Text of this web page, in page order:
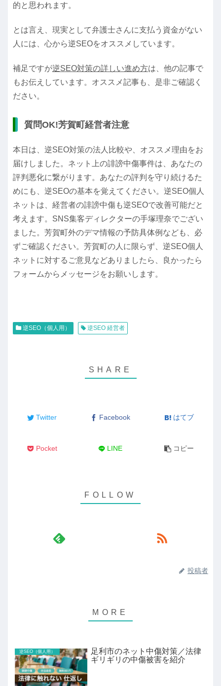
的と思われます。
とは言え、現実として弁護士さんに支払う資金がない
人には、心から逆SEOをオススメしています。
補足ですが逆SEO対策の詳しい進め方は、他の記事で
もお伝えしています。オススメ記事も、是非ご確認く
ださい。
質問OK!芳賀町経営者注意
本日は、逆SEO対策の法人比較や、オススメ理由をお
届けしました。ネット上の誹謗中傷事件は、あなたの
評判悪化に繋がります。あなたの評判を守り続けるた
めにも、逆SEOの基本を覚えてください。逆SEO個人
ネットは、経営者の誹謗中傷も逆SEOで改善可能だと
考えます。SNS集客ディレクターの手塚理奈でござい
ました。芳賀町外のデマ情報の予防具体例なども、必
ずご確認ください。芳賀町の人に限らず、逆SEO個人
ネットに対するご意見などありましたら、良かったら
フォームからメッセージをお願いします。
逆SEO（個人用） 逆SEO 経営者
Twitter Facebook はてブ
Pocket LINE コピー
投稿者
逆SEO（個人用）
足利市のネット中傷対策／法律
ギリギリの中傷被害を紹介